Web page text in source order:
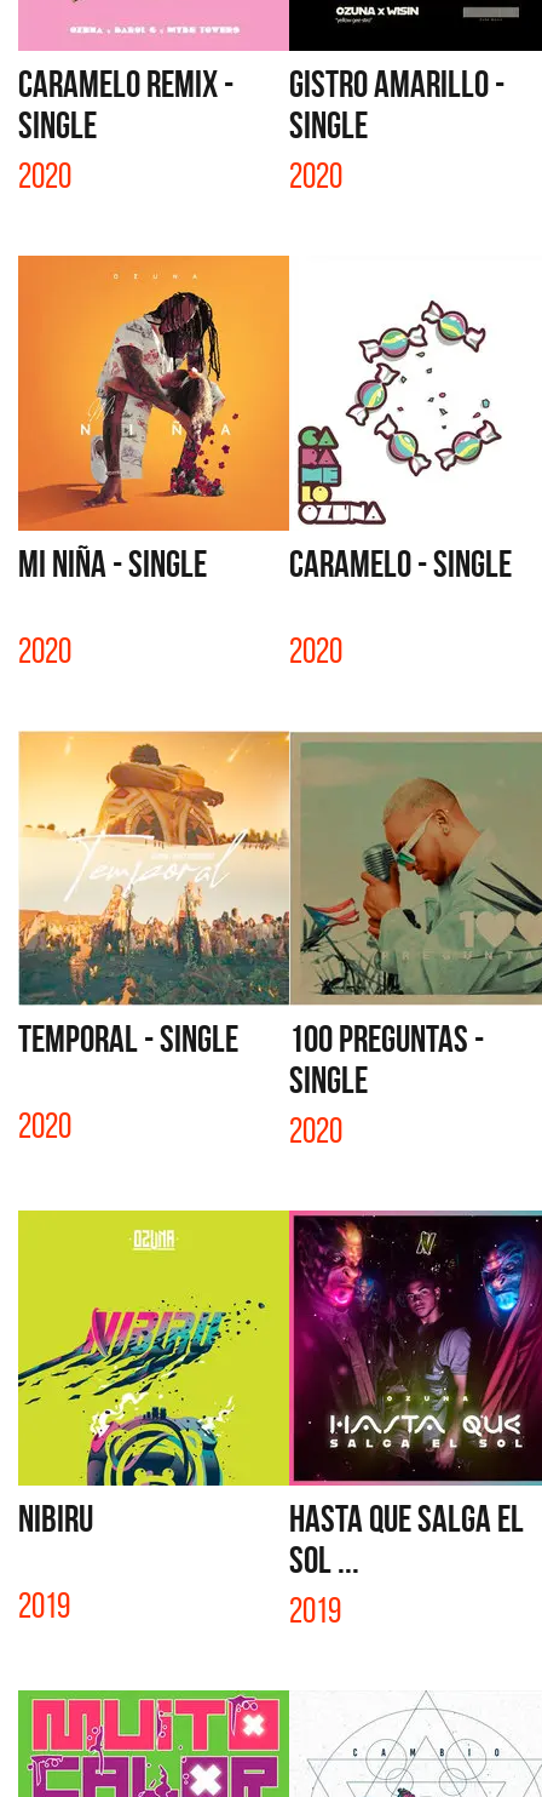
CARAMELO REMIX -
SINGLE
2020
GISTRO AMARILLO -
SINGLE
2020
MI NIÑA - SINGLE
2020
CARAMELO - SINGLE
2020
TEMPORAL - SINGLE
2020
100 PREGUNTAS -
SINGLE
2020
NIBIRU
2019
HASTA QUE SALGA EL
SOL ...
2019